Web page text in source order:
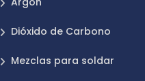
Dióxido de Carbono
Mezclas para soldar